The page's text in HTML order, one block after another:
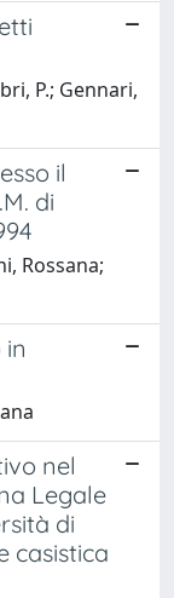
P.; Gennari,
il
di
Rossana;
in
nel
Legale
di
casistica